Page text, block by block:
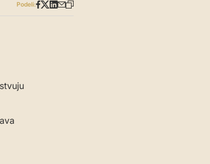
Podeli: